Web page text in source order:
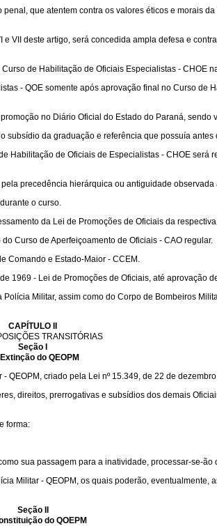
que atentem contra os valores éticos e morais
VII deste artigo, será concedida ampla defesa e
de Habilitação de Oficiais Especialistas - CHOE
- QOE somente após aprovação final no Curso
no Diário Oficial do Estado do Paraná, sendo
subsídio da graduação e referência que possuía antes
de Oficiais de Especialistas - CHOE
precedência hierárquica ou antiguidade
o curso.
da Lei de Promoções de Oficiais da
Curso de Aperfeiçoamento de Oficiais - CAO regular.
Comando e Estado-Maior - CCEM.
1969 - Lei de Promoções de Oficiais, até aprovação
Militar, assim como do Corpo de Bombeiros
CAPÍTULO II
TRANSITÓRIAS
Seção I
do QEOPM
QEOPM, criado pela Lei nº 15.349, de 22 de
direitos, prerrogativas e subsídios dos demais
forma:
sua passagem para a inatividade, processar-se-
Militar - QEOPM, os quais poderão,
Seção II
do QOEPM